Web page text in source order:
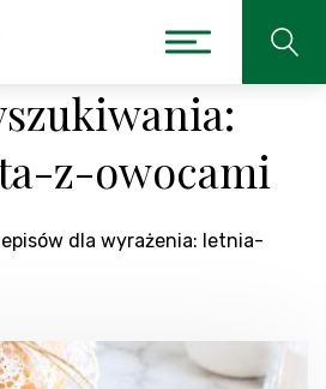
z-owocami
dla wyrażenia: letnia-